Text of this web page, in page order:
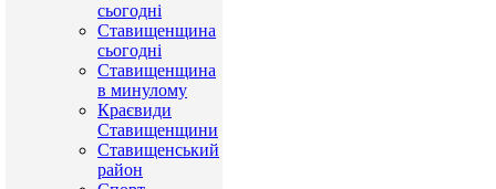
сьогодні
Ставищенщина
сьогодні
Ставищенщина
в минулому
Краєвиди
Ставищенщини
Ставищенський
район